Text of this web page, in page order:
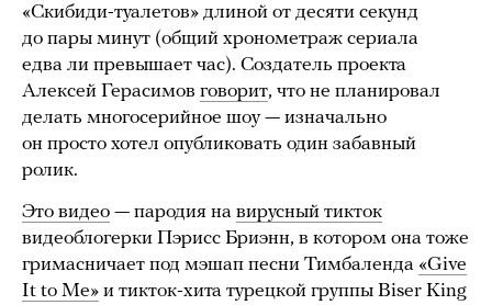
«Скибиди-туалетов» длиной от десяти секунд
до пары минут (общий хронометраж сериала
едва ли превышает час). Создатель проекта
Алексей Герасимов говорит, что не планировал
делать многосерийное шоу — изначально
он просто хотел опубликовать один забавный
ролик.
Это видео — пародия на вирусный тикток
видеоблогерки Пэрисс Бриэнн, в котором она тоже
гримасничает под мэшап песни Тимбаленда «Give
It to Me» и тикток-хита турецкой группы Biser King